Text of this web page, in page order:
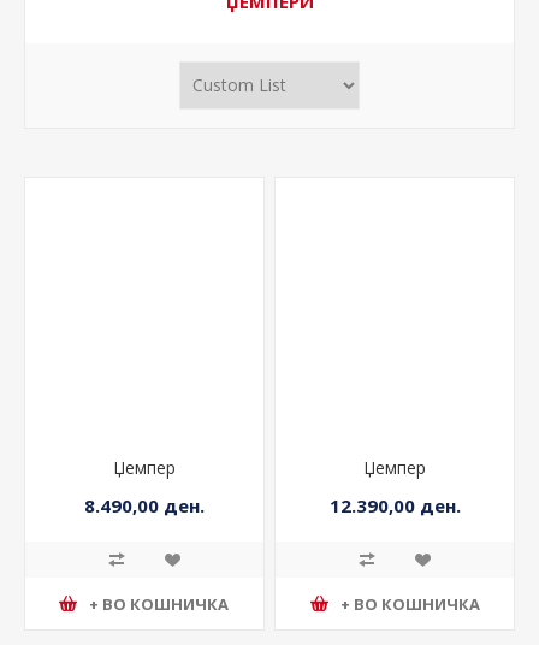
ЏЕМПЕРИ
Џемпер
8.490,00 ден.
+ ВО КОШНИЧКА
Џемпер
12.390,00 ден.
+ ВО КОШНИЧКА